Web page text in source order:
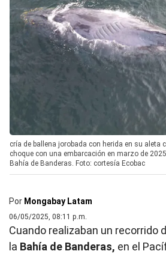
cría de ballena jorobada con herida en su aleta
choque con una embarcación en marzo de
Bahía de Banderas. Foto: cortesía Ecobac
Por Mongabay Latam
06/05/2025, 08:11 p.m.
Cuando realizaban un recorrido
la Bahía de Banderas, en el